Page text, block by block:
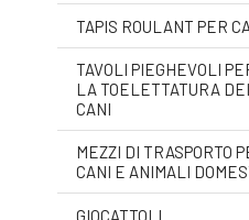
TAPIS ROULANT PER
TAVOLI PIEGHEVOLI
LA TOELETTATURA DEI
CANI
MEZZI DI TRASPORTO
CANI E ANIMALI
GIOCATTOLI